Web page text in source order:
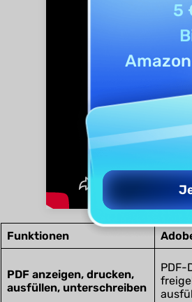
Funktionen
PDF anzeigen, drucken,
ausfüllen, unterschreiben
PDF-
5